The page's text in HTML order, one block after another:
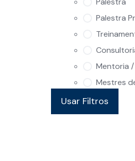
Palestra
Mentoria
Mestres
Usar Filtros